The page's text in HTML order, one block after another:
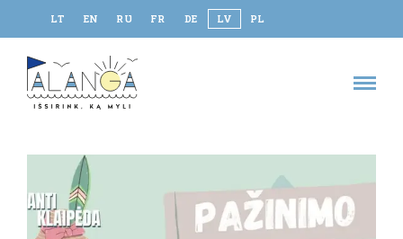
LT EN RU FR DE LV PL